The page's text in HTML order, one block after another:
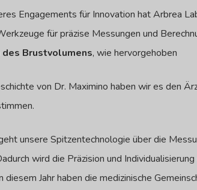
Engagements für Innovation hat Arbrea
für präzise Messungen und
des Brustvolumens, wie hervorgehoben
von Dr. Maximino haben wir es den
unsere Spitzentechnologie über die
wird die Präzision und
diesem Jahr haben die medizinische